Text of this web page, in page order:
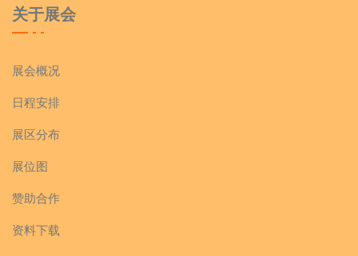
关于展会
展会概况
日程安排
展区分布
展位图
赞助合作
资料下载